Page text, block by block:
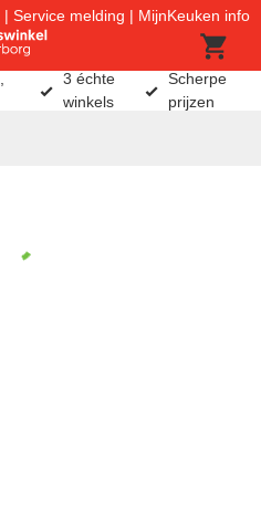
Service melding MijnKeuken info
3 échte
winkels
Scherpe
prijzen